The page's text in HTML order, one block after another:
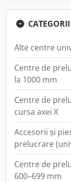
Alte centre
Centre de
la 1000 mm
Centre de
cursa axei X
Accesorii și
prelucrare
Centre de
600–699 mm